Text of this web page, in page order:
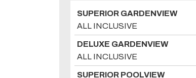
SUPERIOR GARDENVIEW
ALL INCLUSIVE
DELUXE GARDENVIEW
ALL INCLUSIVE
SUPERIOR POOLVIEW